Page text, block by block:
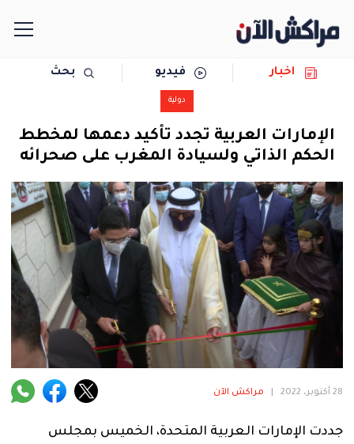
سياسة
رياضة
حوادث
دولية
المرأة
منوعة
آراء
اخبار فيديو بحث
دولية
الإمارات العربية تجدد تأكيد دعمها لمخطط
الحكم الذاتي ولسيادة المغرب على صحرائه
28 أكتوبر، 2022 مراكش الآن
جددت الإمارات العربية المتحدة، الخميس بمجلس